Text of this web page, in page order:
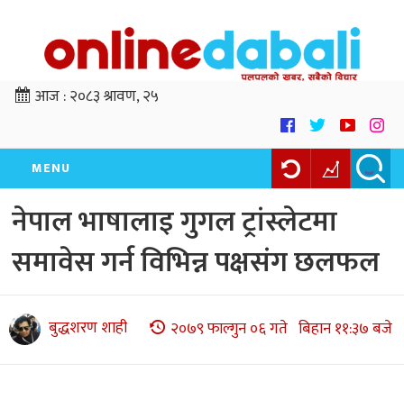
आज :२०८३ श्रावण, २५
MENU
नेपाल भाषालाइ गुगल ट्रांस्लेटमा
समावेस गर्न विभिन्न पक्षसंग छलफल
बुद्धशरण शाही २०७९ फाल्गुन ०६ गते बिहान ११:३७ बजे